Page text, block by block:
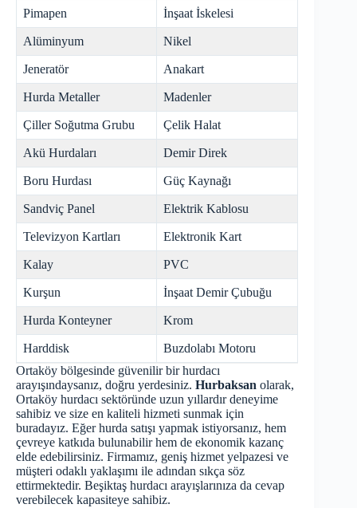
Pimapen İnşaat İskelesi
Alüminyum Nikel
Jeneratör Anakart
Hurda Metaller Madenler
Çiller Soğutma Grubu Çelik Halat
Akü Hurdaları Demir Direk
Boru Hurdası Güç Kaynağı
Sandviç Panel Elektrik Kablosu
Televizyon Kartları Elektronik Kart
Kalay PVC
Kurşun İnşaat Demir Çubuğu
Hurda Konteyner Krom
Harddisk
Buzdolabı Motoru
Ortaköy bölgesinde güvenilir bir hurdacı
arayışındaysanız, doğru yerdesiniz. Hurbaksan olarak,
Ortaköy hurdacı sektöründe uzun yıllardır deneyime
sahibiz ve size en kaliteli hizmeti sunmak için
buradayız. Eğer hurda satışı yapmak istiyorsanız, hem
çevreye katkıda bulunabilir hem de ekonomik kazanç
elde edebilirsiniz. Firmamız, geniş hizmet yelpazesi ve
müşteri odaklı yaklaşımı ile adından sıkça söz
ettirmektedir. Beşiktaş hurdacı arayışlarınıza da cevap
verebilecek kapasiteye sahibiz.